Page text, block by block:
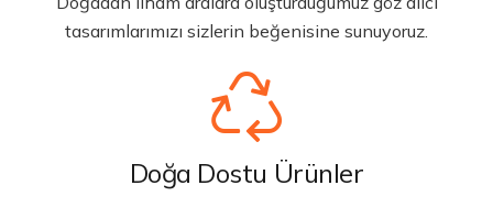
tasarımlarımızı sizlerin beğenisine sunuyoruz.
Doğa Dostu Ürünler